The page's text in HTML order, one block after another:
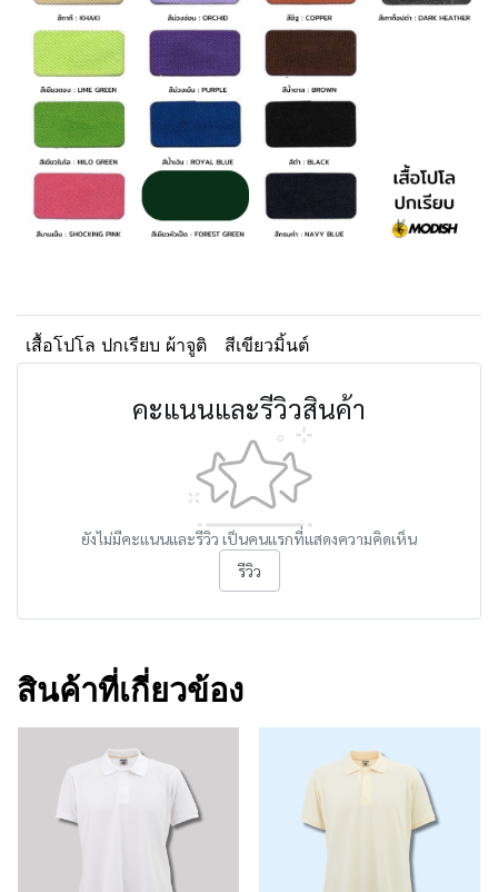
เสื้อโปโล ปกเรียบ ผ้าจูติ สีเขียวมิ้นต์
คะแนนและรีวิวสินค้า
ยังไม่มีคะแนนและรีวิว เป็นคนแรกที่แสดงความคิดเห็น
รีวิว
สินค้าที่เกี่ยวข้อง